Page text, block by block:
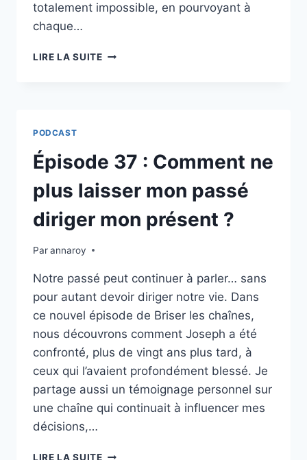
totalement impossible, en pourvoyant à
chaque…
LIRE LA SUITEÉPISODE
MONTRE-
T-
PAS
LA
PODCAST
Épisode 37 : Comment ne
plus laisser mon passé
diriger mon présent ?
Parannaroy
Notre passé peut continuer à parler… sans
pour autant devoir diriger notre vie. Dans
ce nouvel épisode de Briser les chaînes,
nous découvrons comment Joseph a été
confronté, plus de vingt ans plus tard, à
ceux qui l’avaient profondément blessé. Je
partage aussi un témoignage personnel sur
une chaîne qui continuait à influencer mes
décisions,…
LIRE LA SUITEÉPISODE